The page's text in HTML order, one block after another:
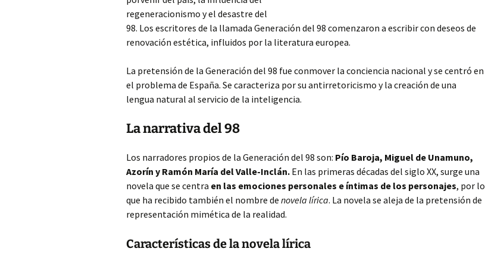
regeneracionismo y el desastre del
98. Los escritores de la llamada Generación del 98 comenzaron a escribir con deseos de
renovación estética, influidos por la literatura europea.
La pretensión de la Generación del 98 fue conmover la conciencia nacional y se centró en
el problema de España. Se caracteriza por su antirretoricismo y la creación de una
lengua natural al servicio de la inteligencia.
La narrativa del 98
Los narradores propios de la Generación del 98 son: Pío Baroja, Miguel de Unamuno,
Azorín y Ramón María del Valle-Inclán. En las primeras décadas del siglo XX, surge una
novela que se centra en las emociones personales e íntimas de los personajes, por lo
que ha recibido también el nombre de novela lírica. La novela se aleja de la pretensión de
representación mimética de la realidad.
Características de la novela lírica